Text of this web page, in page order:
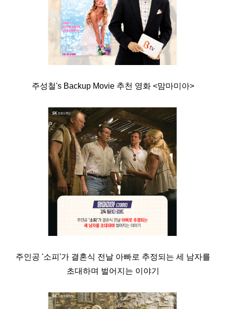
주성철's Backup Movie 추천 영화 <맘마미아>
주인공 '소피'가 결혼식 전날 아빠로 추정되는 세 남자를
초대하며 벌어지는 이야기